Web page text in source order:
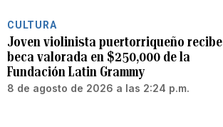
CULTURA
Joven violinista puertorriqueño recibe
beca valorada en $250,000 de la
Fundación Latin Grammy
8 de agosto de 2026 a las 2:24 p.m.